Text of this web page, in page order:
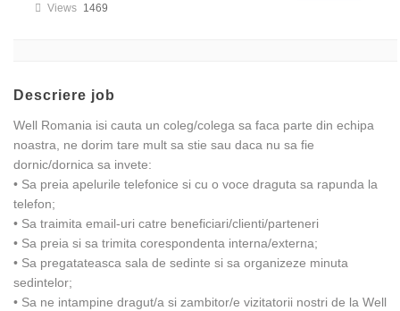
Views 1469
Descriere job
Well Romania isi cauta un coleg/colega sa faca parte din echipa
noastra, ne dorim tare mult sa stie sau daca nu sa fie
dornic/dornica sa invete:
• Sa preia apelurile telefonice si cu o voce draguta sa rapunda la
telefon;
• Sa traimita email-uri catre beneficiari/clienti/parteneri
• Sa preia si sa trimita corespondenta interna/externa;
• Sa pregatateasca sala de sedinte si sa organizeze minuta
sedintelor;
• Sa ne intampine dragut/a si zambitor/e vizitatorii nostri de la Well